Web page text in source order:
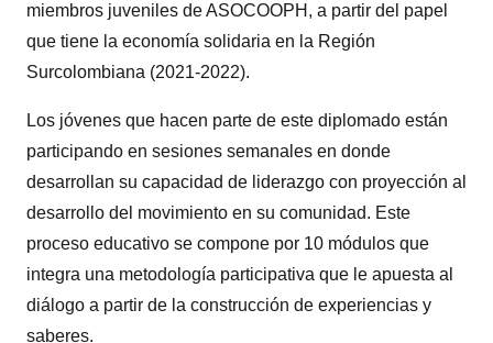
miembros juveniles de ASOCOOPH, a partir del papel
que tiene la economía solidaria en la Región
Surcolombiana (2021-2022).
Los jóvenes que hacen parte de este diplomado están
participando en sesiones semanales en donde
desarrollan su capacidad de liderazgo con proyección al
desarrollo del movimiento en su comunidad. Este
proceso educativo se compone por 10 módulos que
integra una metodología participativa que le apuesta al
diálogo a partir de la construcción de experiencias y
saberes.